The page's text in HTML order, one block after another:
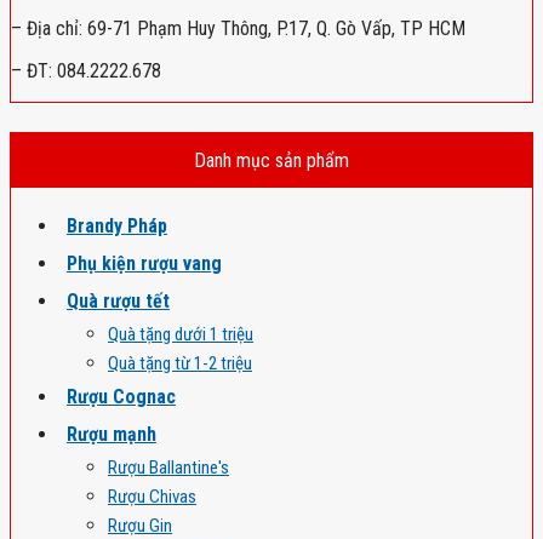
– Địa chỉ: 69-71 Phạm Huy Thông, P.17, Q. Gò Vấp, TP HCM
– ĐT: 084.2222.678
Danh mục sản phẩm
Brandy Pháp
Phụ kiện rượu vang
Quà rượu tết
Quà tặng dưới 1 triệu
Quà tặng từ 1-2 triệu
Rượu Cognac
Rượu mạnh
Rượu Ballantine's
Rượu Chivas
Rượu Gin